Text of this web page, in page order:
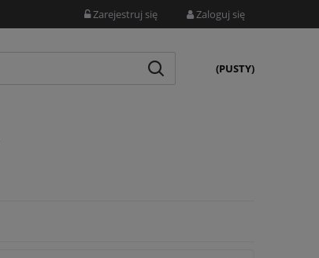
Zarejestruj się Zaloguj się
(PUSTY)